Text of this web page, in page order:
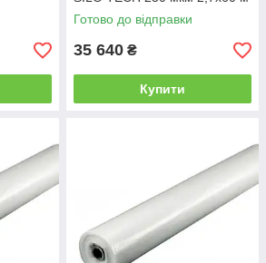
Готово до відправки
35 640 ₴
Купити